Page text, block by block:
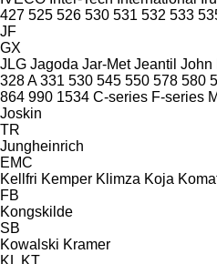
427 525 526 530 531 532 533
JF
GX
JLG Jagoda Jar-Met Jeantil John
328 A 331 530 545 550 578 580
864 990 1534 C-series F-series
Joskin
TR
Jungheinrich
EMC
Kellfri Kemper Klimza Koja
FB
Kongskilde
SB
Kowalski Kramer
KL KT